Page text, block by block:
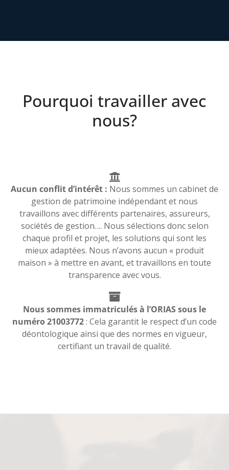
Pourquoi travailler avec
nous?
Aucun conflit d’intérêt : Nous sommes un cabinet de
gestion de patrimoine indépendant et nous
travaillons avec différents partenaires, assureurs,
sociétés de gestion…. Nous sélections donc selon
chaque profil et projet, les solutions qui sont les
mieux adaptées. Nous n’avons aucun « produit
maison » à mettre en avant, et travaillons en toute
transparence avec vous.
Nous sommes immatriculés à l’ORIAS sous le
numéro 21003772: Cela garantit le respect d’un code
déontologique ainsi que des normes en vigueur,
certifiant un travail de qualité.